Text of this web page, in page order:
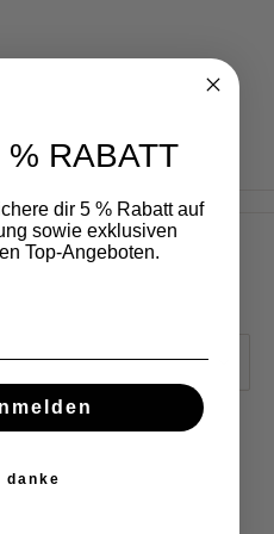
RABATT
dir 5 % Rabatt auf
sowie exklusiven
Top-Angeboten.
danke